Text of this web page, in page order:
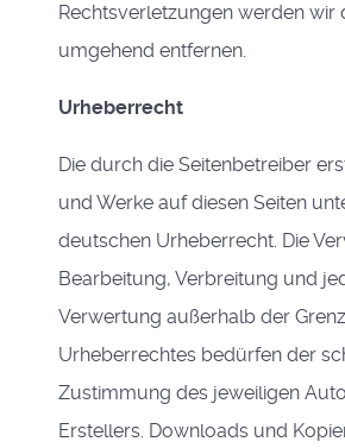
Rechtsverletzungen werden wir
umgehend entfernen.
Urheberrecht
Die durch die Seitenbetreiber
und Werke auf diesen Seiten
deutschen Urheberrecht. Die
Bearbeitung, Verbreitung und
Verwertung außerhalb der
Urheberrechtes bedürfen der
Zustimmung des jeweiligen
Erstellers. Downloads und